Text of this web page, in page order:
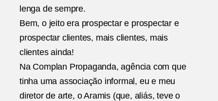
lenga de sempre.
Bem, o jeito era prospectar e prospectar e
prospectar clientes, mais clientes, mais
clientes ainda!
Na Complan Propaganda, agência com que
tinha uma associação informal, eu e meu
diretor de arte, o Aramis (que, aliás, teve o